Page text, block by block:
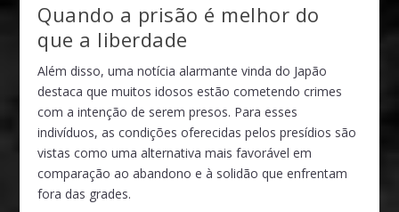
Quando a prisão é melhor do
que a liberdade
Além disso, uma notícia alarmante vinda do Japão
destaca que muitos idosos estão cometendo crimes
com a intenção de serem presos. Para esses
indivíduos, as condições oferecidas pelos presídios são
vistas como uma alternativa mais favorável em
comparação ao abandono e à solidão que enfrentam
fora das grades.